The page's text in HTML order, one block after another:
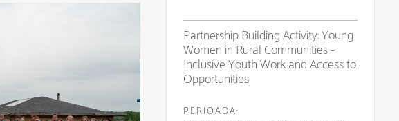
Partnership Building Activity: Young
Women in Rural Communities -
Inclusive Youth Work and Access to
Opportunities
PERIOADA: